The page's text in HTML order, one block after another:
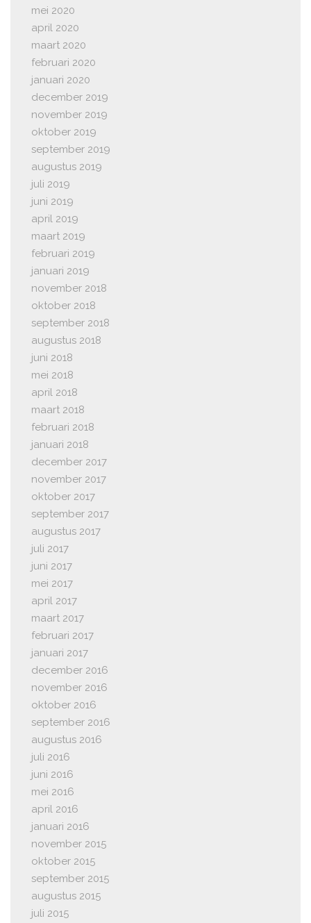
mei 2020
april 2020
maart 2020
februari 2020
januari 2020
december 2019
november 2019
oktober 2019
september 2019
augustus 2019
juli 2019
juni 2019
april 2019
maart 2019
februari 2019
januari 2019
november 2018
oktober 2018
september 2018
augustus 2018
juni 2018
mei 2018
april 2018
maart 2018
februari 2018
januari 2018
december 2017
november 2017
oktober 2017
september 2017
augustus 2017
juli 2017
juni 2017
mei 2017
april 2017
maart 2017
februari 2017
januari 2017
december 2016
november 2016
oktober 2016
september 2016
augustus 2016
juli 2016
juni 2016
mei 2016
april 2016
januari 2016
november 2015
oktober 2015
september 2015
augustus 2015
juli 2015